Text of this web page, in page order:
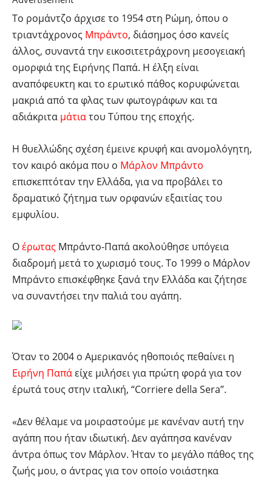
Το ρομάντζο άρχισε το 1954 στη Ρώμη, όπου ο
τριαντάχρονος Μπράντο, διάσημος όσο κανείς
άλλος, συναντά την εικοσιτετράχρονη μεσογειακή
ομορφιά της Ειρήνης Παπά. Η έλξη είναι
αναπόφευκτη και το ερωτικό πάθος κορυφώνεται
μακριά από τα φλας των φωτογράφων και τα
αδιάκριτα μάτιατου Τύπου της εποχής.
Η θυελλώδης σχέση έμεινε κρυφή και ανομολόγητη,
τον καιρό ακόμα που ο Μάρλον Μπράντο
επισκεπτόταν την Ελλάδα, για να προβάλει το
δραματικό ζήτημα των ορφανών εξαιτίας του
εμφυλίου.
Οέρωτας Μπράντο-Παπά ακολούθησε υπόγεια
διαδρομή μετά το χωρισμό τους. Το 1999 ο Μάρλον
Μπράντο επισκέφθηκε ξανά την Ελλάδα και ζήτησε
να συναντήσει την παλιά του αγάπη.
Όταν το 2004 ο Αμερικανός ηθοποιός πεθαίνει η
Ειρήνη Παπάείχε μιλήσει για πρώτη φορά για τον
έρωτά τους στην ιταλική, “Corriere della Sera”.
«Δεν θέλαμε να μοιραστούμε με κανέναν αυτή την
αγάπη που ήταν ιδιωτική. Δεν αγάπησα κανέναν
άντρα όπως τον Μάρλον. Ήταν το μεγάλο πάθος της
ζωής μου, ο άντρας για τον οποίο νοιάστηκα